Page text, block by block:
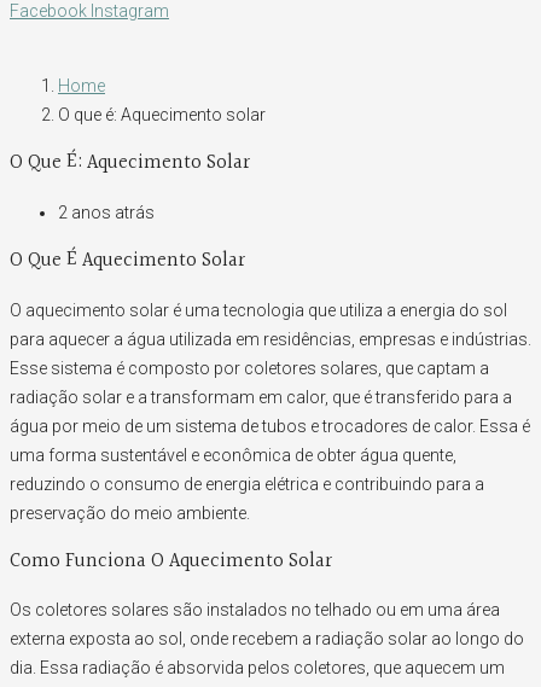
Facebook Instagram
Home
O que é: Aquecimento solar
O Que É: Aquecimento Solar
2 anos atrás
O Que É Aquecimento Solar
O aquecimento solar é uma tecnologia que utiliza a energia do sol
para aquecer a água utilizada em residências, empresas e indústrias.
Esse sistema é composto por coletores solares, que captam a
radiação solar e a transformam em calor, que é transferido para a
água por meio de um sistema de tubos e trocadores de calor. Essa é
uma forma sustentável e econômica de obter água quente,
reduzindo o consumo de energia elétrica e contribuindo para a
preservação do meio ambiente.
Como Funciona O Aquecimento Solar
Os coletores solares são instalados no telhado ou em uma área
externa exposta ao sol, onde recebem a radiação solar ao longo do
dia. Essa radiação é absorvida pelos coletores, que aquecem um